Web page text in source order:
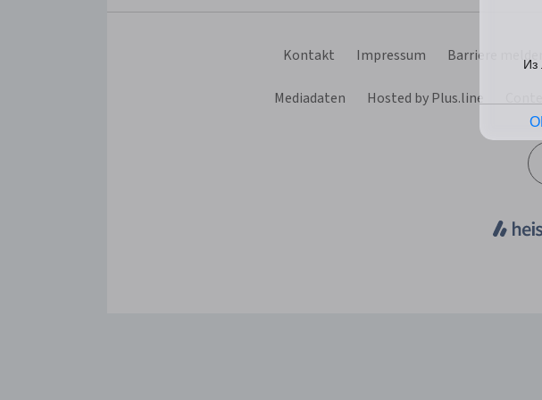
Kontakt Impressum Barriere melden
Mediadaten Hosted by Plus.line